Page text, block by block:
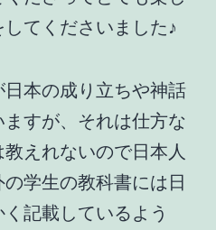
てくださいました♪
本の成り立ちや神話
すが、それは仕方な
えれないので日本人
学生の教科書には日
記載しているよう